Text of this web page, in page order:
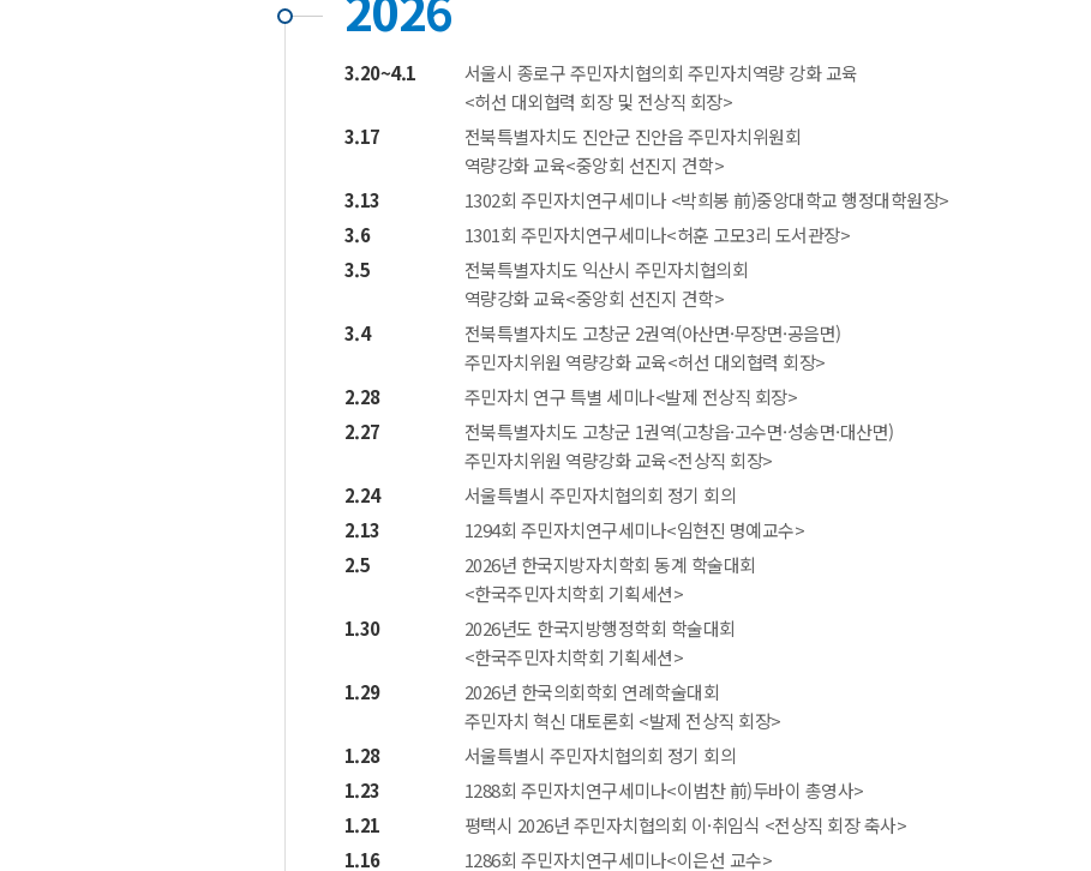
3.20~4.1
서울시 종로구 주민자치협의회 주민자치역량 강화 교육
<허선 대외협력 회장 및 전상직 회장>
3.17
전북특별자치도 진안군 진안읍 주민자치위원회
역량강화 교육<중앙회 선진지 견학>
3.13
1302회 주민자치연구세미나 <박희봉 前)중앙대학교 행정대학원장>
3.6
1301회 주민자치연구세미나<허훈 고모3리 도서관장>
3.5
전북특별자치도 익산시 주민자치협의회
역량강화 교육<중앙회 선진지 견학>
3.4
전북특별자치도 고창군 2권역(아산면·무장면·공음면)
주민자치위원 역량강화 교육<허선 대외협력 회장>
2.28
주민자치 연구 특별 세미나<발제 전상직 회장>
2.27
전북특별자치도 고창군 1권역(고창읍·고수면·성송면·대산면)
주민자치위원 역량강화 교육<전상직 회장>
2.24
서울특별시 주민자치협의회 정기 회의
2.13
1294회 주민자치연구세미나<임현진 명예교수>
2.5
2026년 한국지방자치학회 동계 학술대회
<한국주민자치학회 기획세션>
1.30
2026년도 한국지방행정학회 학술대회
<한국주민자치학회 기획세션>
1.29
2026년 한국의회학회 연례학술대회
주민자치 혁신 대토론회 <발제 전상직 회장>
1.28
서울특별시 주민자치협의회 정기 회의
1.23
1288회 주민자치연구세미나<이범찬 前)두바이 총영사>
1.21
평택시 2026년 주민자치협의회 이·취임식 <전상직 회장 축사>
1.16
1286회 주민자치연구세미나<이은선 교수>